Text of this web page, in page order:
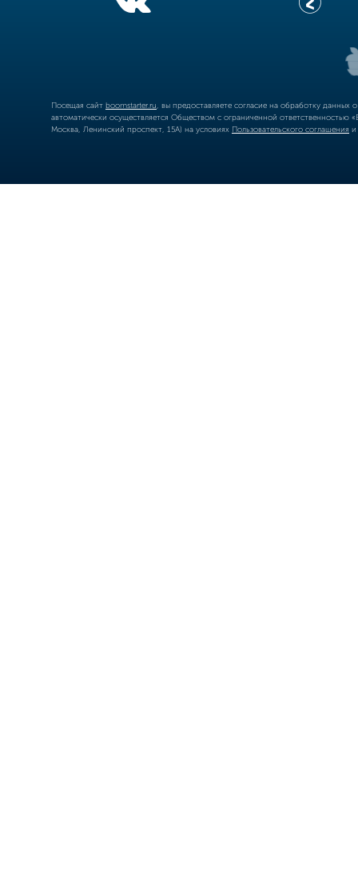
Посещая сайт boomstarter.ru , вы предоставляете согласие на обработку
автоматически осуществляется Обществом с ограниченной
Москва, Ленинский проспект, 15А) на условиях Пользовательского соглашения и